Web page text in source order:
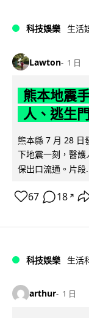
科技娛樂 生活
Lawton 1 日
熊本地震
人、逃生
熊本縣 7 月 28 日
下地震一刻，醫
保出口流通。片段
67 18 ↗
科技娛樂 生活
arthur 1 日